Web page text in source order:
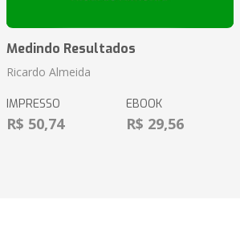
Medindo Resultados
Ricardo Almeida
IMPRESSO
R$ 50,74
EBOOK
R$ 29,56